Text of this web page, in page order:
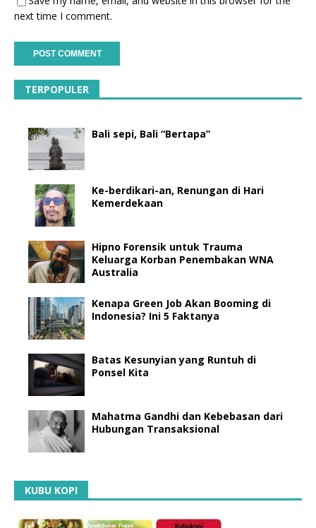
next time I comment.
TERPOPULER
Bali sepi, Bali “Bertapa”
Ke-berdikari-an, Renungan di Hari
Kemerdekaan
Hipno Forensik untuk Trauma
Keluarga Korban Penembakan WNA
Australia
Kenapa Green Job Akan Booming di
Indonesia? Ini 5 Faktanya
Batas Kesunyian yang Runtuh di
Ponsel Kita
Mahatma Gandhi dan Kebebasan dari
Hubungan Transaksional
KUBU KOPI